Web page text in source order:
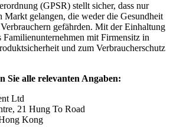
(GPSR) stellt sicher, dass nur
Markt gelangen, die weder die Gesundheit
gefährden. Mit der Einhaltung
mit Firmensitz in
und zum Verbraucherschutz
Sie alle relevanten Angaben:
Ltd
21 Hung To Road
Kong